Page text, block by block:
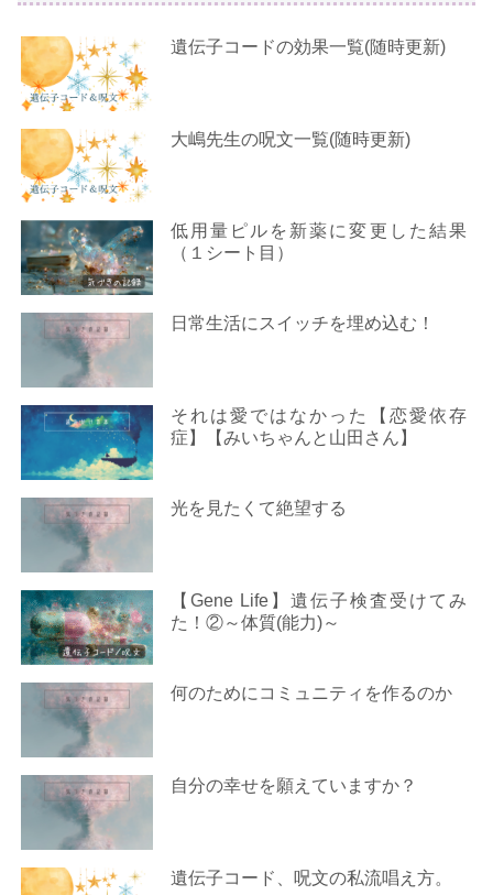
遺伝子コードの効果一覧(随時更新)
大嶋先生の呪文一覧(随時更新)
低用量ピルを新薬に変更した結果
（１シート目）
日常生活にスイッチを埋め込む！
それは愛ではなかった【恋愛依存
症】【みいちゃんと山田さん】
光を見たくて絶望する
【Gene Life】遺伝子検査受けてみ
た！②～体質(能力)～
何のためにコミュニティを作るのか
自分の幸せを願えていますか？
遺伝子コード、呪文の私流唱え方。